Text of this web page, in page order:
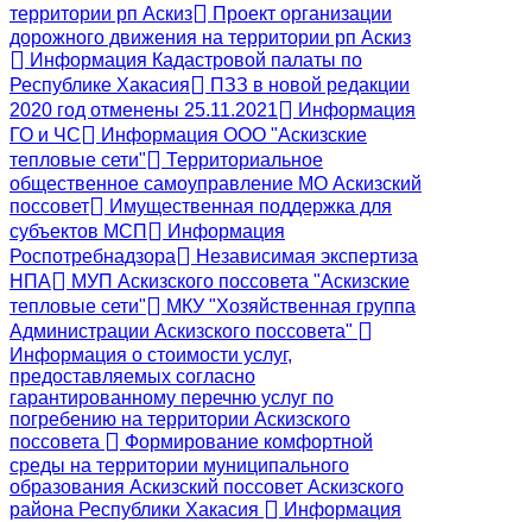
территории рп Аскиз
Проект организации
дорожного движения на территории рп Аскиз
Информация Кадастровой палаты по
Республике Хакасия
ПЗЗ в новой редакции
2020 год отменены 25.11.2021
Информация
ГО и ЧС
Информация ООО "Аскизские
тепловые сети"
Территориальное
общественное самоуправление МО Аскизский
поссовет
Имущественная поддержка для
субъектов МСП
Информация
Роспотребнадзора
Независимая экспертиза
НПА
МУП Аскизского поссовета "Аскизские
тепловые сети"
МКУ "Хозяйственная группа
Администрации Аскизского поссовета"
Информация о стоимости услуг,
предоставляемых согласно
гарантированному перечню услуг по
погребению на территории Аскизского
поссовета
Формирование комфортной
среды на территории муниципального
образования Аскизский поссовет Аскизского
района Республики Хакасия
Информация